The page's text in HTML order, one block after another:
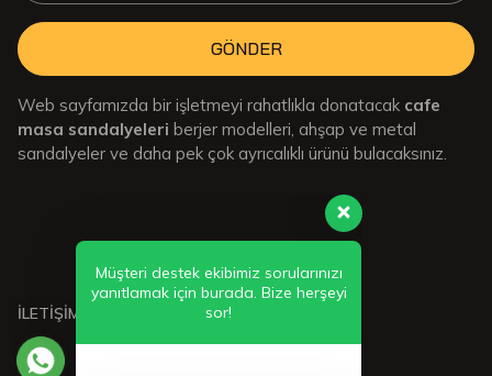
GÖNDER
Web sayfamızda bir işletmeyi rahatlıkla donatacak cafe
masa sandalyeleri berjer modelleri, ahşap ve metal
sandalyeler ve daha pek çok ayrıcalıklı ürünü bulacaksınız.
İLETİŞİMDE KALIN:
Müşteri destek ekibimiz sorularınızı
yanıtlamak için burada. Bize herşeyi
sor!